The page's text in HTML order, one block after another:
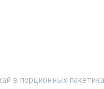
в порционных